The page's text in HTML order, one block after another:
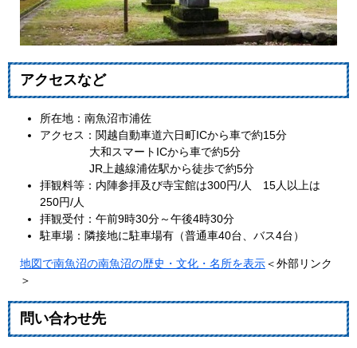
アクセスなど
所在地：南魚沼市浦佐
アクセス：関越自動車道六日町ICから車で約15分
大和スマートICから車で約5分
JR上越線浦佐駅から徒歩で約5分
拝観料等：内陣参拝及び寺宝館は300円/人 15人以上は
250円/人
拝観受付：午前9時30分～午後4時30分
駐車場：隣接地に駐車場有（普通車40台、バス4台）
地図で南魚沼の南魚沼の歴史・文化・名所を表示＜外部リンク
＞
問い合わせ先